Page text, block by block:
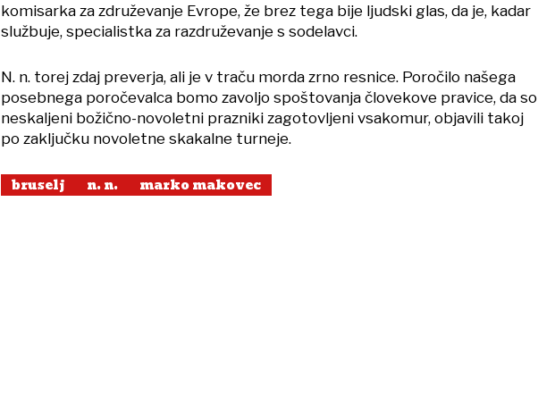
komisarka za združevanje Evrope, že brez tega bije ljudski glas, da je, kadar
službuje, specialistka za razdruževanje s sodelavci.
N. n. torej zdaj preverja, ali je v traču morda zrno resnice. Poročilo našega
posebnega poročevalca bomo zavoljo spoštovanja človekove pravice, da so
neskaljeni božično-novoletni prazniki zagotovljeni vsakomur, objavili takoj
po zaključku novoletne skakalne turneje.
bruselj n. n. marko makovec